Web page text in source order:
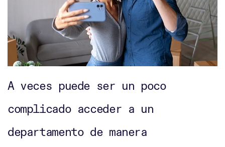
A veces puede ser un poco
complicado acceder a un
departamento de manera